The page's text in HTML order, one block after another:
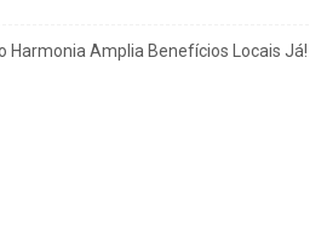
Harmonia Amplia Benefícios Locais Já!